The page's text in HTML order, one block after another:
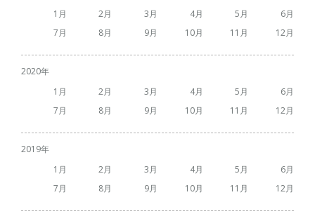
1
2 3 4 5
6
7
8 9 10 11 12
2020
1
2 3 4 5
6
7
8 9 10 11 12
2019
1
2 3 4 5
6
7
8 9 10 11 12